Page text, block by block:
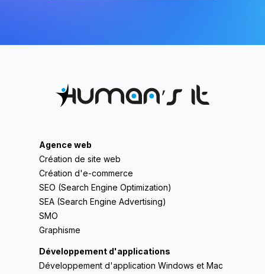
Agence web
Création de site web
Création d'e-commerce
SEO (Search Engine Optimization)
SEA (Search Engine Advertising)
SMO
Graphisme
Développement d'applications
Développement d'application Windows et Mac